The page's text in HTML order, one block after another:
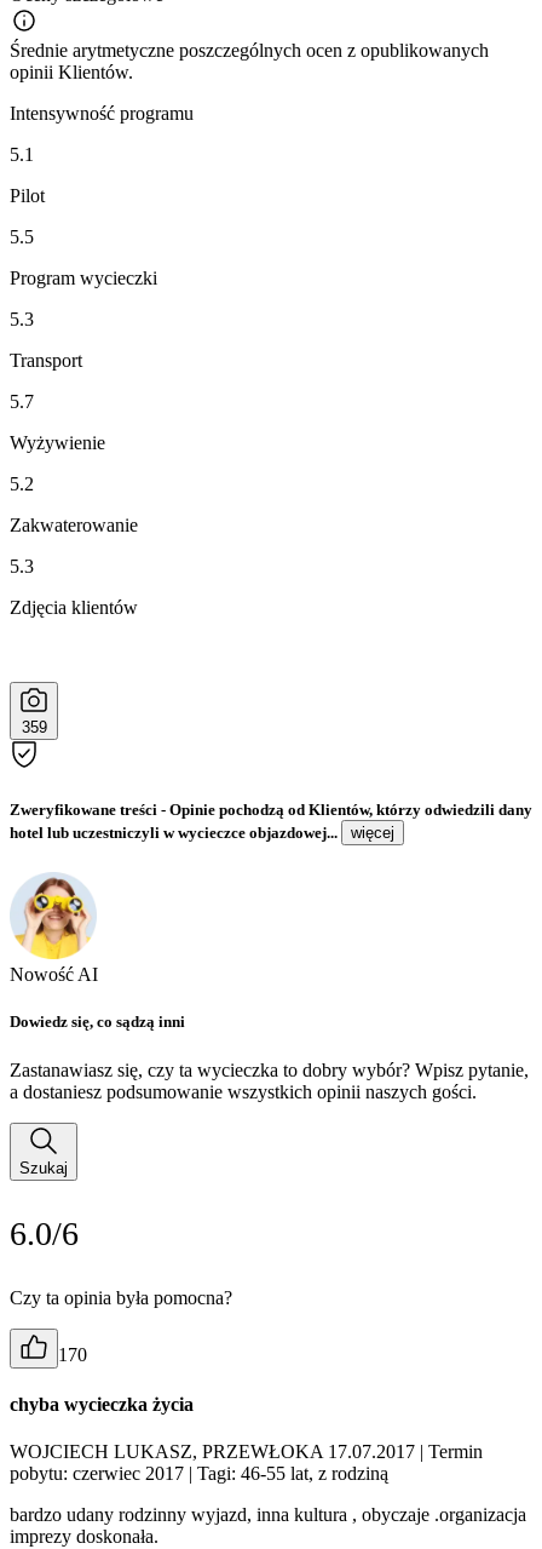
Średnie arytmetyczne poszczególnych ocen z opublikowanych
opinii Klientów.
Intensywność programu
5.1
Pilot
5.5
Program wycieczki
5.3
Transport
5.7
Wyżywienie
5.2
Zakwaterowanie
5.3
Zdjęcia klientów
359
Zweryfikowane treści - Opinie pochodzą od Klientów, którzy odwiedzili dany
hotel lub uczestniczyli w wycieczce objazdowej...
więcej
Nowość AI
Dowiedz się, co sądzą inni
Zastanawiasz się, czy ta wycieczka to dobry wybór? Wpisz pytanie,
a dostaniesz podsumowanie wszystkich opinii naszych gości.
Szukaj
6.0/6
Czy ta opinia była pomocna?
170
chyba wycieczka życia
WOJCIECH LUKASZ, PRZEWŁOKA 17.07.2017 | Termin
pobytu: czerwiec 2017 | Tagi: 46-55 lat, z rodziną
bardzo udany rodzinny wyjazd, inna kultura , obyczaje .organizacja
imprezy doskonała.